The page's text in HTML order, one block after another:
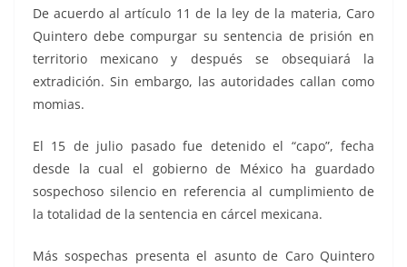
De acuerdo al artículo 11 de la ley de la materia, Caro
Quintero debe compurgar su sentencia de prisión en
territorio mexicano y después se obsequiará la
extradición. Sin embargo, las autoridades callan como
momias.
El 15 de julio pasado fue detenido el “capo”, fecha
desde la cual el gobierno de México ha guardado
sospechoso silencio en referencia al cumplimiento de
la totalidad de la sentencia en cárcel mexicana.
Más sospechas presenta el asunto de Caro Quintero